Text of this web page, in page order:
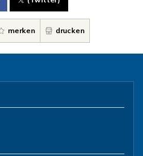
merken drucken